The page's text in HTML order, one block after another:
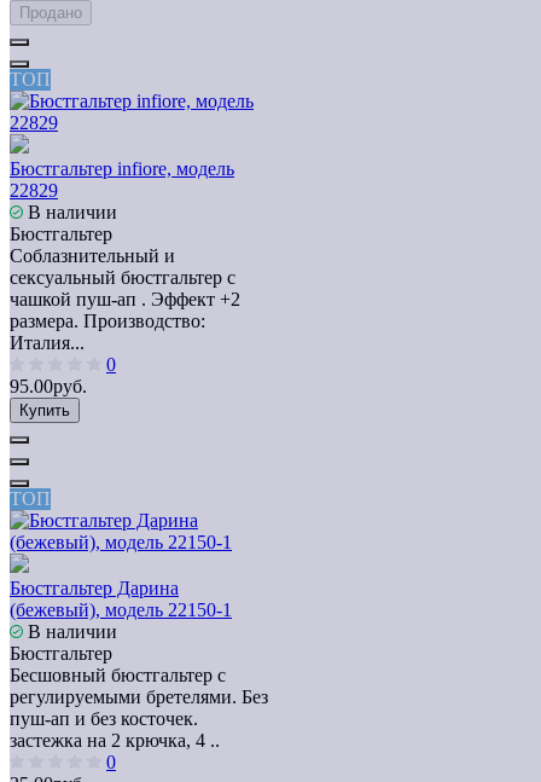
Продано
ТОП
Бюстгальтер infiore, модель
22829
В наличии
Бюстгальтер
Соблазнительный и
сексуальный бюстгальтер с
чашкой пуш-ап . Эффект +2
размера. Производство:
Италия...
0
95.00руб.
Купить
ТОП
Бюстгальтер Дарина
(бежевый), модель 22150-1
В наличии
Бюстгальтер
Бесшовный бюстгальтер с
регулируемыми бретелями. Без
пуш-ап и без косточек.
застежка на 2 крючка, 4 ..
0